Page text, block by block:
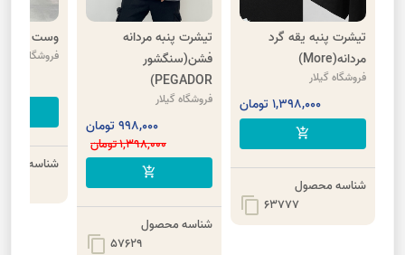
تیشرت پنبه یقه گرد
مردانه(More)
فروشگاه گیلار
1,398,000 تومان
add_shopping_cart
شناسه محصول
63777
content_copy
تیشرت پنبه مردانه
فشن(سنگشور
PEGADOR)
فروشگاه گیلار
998,000 تومان
1,398,000 تومان
add_shopping_cart
شناسه محصول
57629
content_copy
وست کتان
فروشگاه گیلار
شناسه